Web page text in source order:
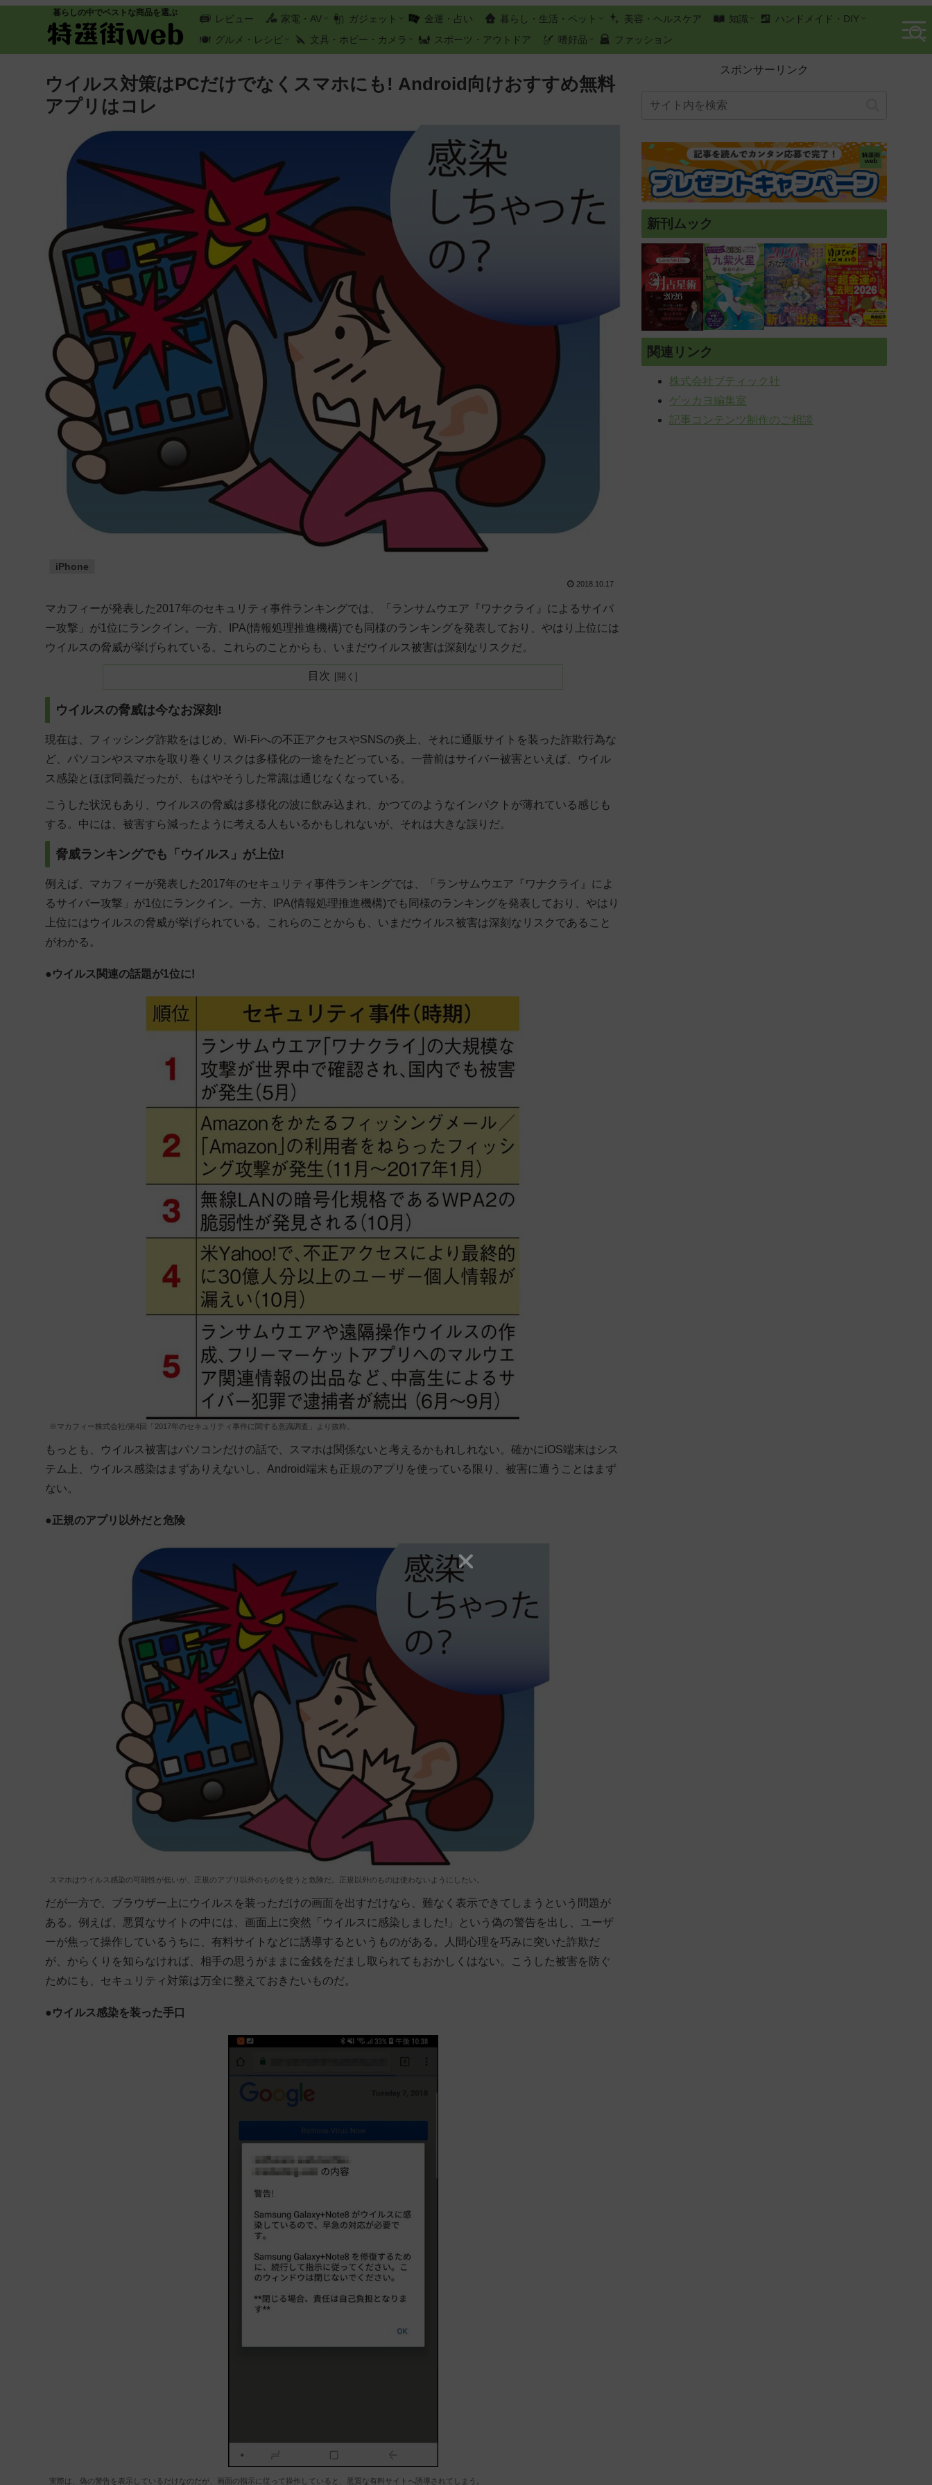
暮らしの中でベストな商品を選ぶ
レビュー 家電・AV ガジェット 金運・占い 暮らし・生活・ペット 美容・ヘルスケア 知識
ハンドメイド・DIY
グルメ・レシピ
文具・ホビー・カメラ スポーツ・アウトドア 嗜好品 ファッション
ウイルス対策はPCだけでなくスマホにも! Android向けおすすめ無料
アプリはコレ
iPhone
2018.10.17
マカフィーが発表した2017年のセキュリティ事件ランキングでは、「ランサムウエア『ワナクライ』によるサイバ
ー攻撃」が1位にランクイン。一方、IPA(情報処理推進機構)でも同様のランキングを発表しており、やはり上位には
ウイルスの脅威が挙げられている。これらのことからも、いまだウイルス被害は深刻なリスクだ。
目次
ウイルスの脅威は今なお深刻!
現在は、フィッシング詐欺をはじめ、Wi-Fiへの不正アクセスやSNSの炎上、それに通販サイトを装った詐欺行為な
ど、パソコンやスマホを取り巻くリスクは多様化の一途をたどっている。一昔前はサイバー被害といえば、ウイル
ス感染とほぼ同義だったが、もはやそうした常識は通じなくなっている。
こうした状況もあり、ウイルスの脅威は多様化の波に飲み込まれ、かつてのようなインパクトが薄れている感じも
する。中には、被害すら減ったように考える人もいるかもしれないが、それは大きな誤りだ。
脅威ランキングでも「ウイルス」が上位!
例えば、マカフィーが発表した2017年のセキュリティ事件ランキングでは、「ランサムウエア『ワナクライ』によ
るサイバー攻撃」が1位にランクイン。一方、IPA(情報処理推進機構)でも同様のランキングを発表しており、やはり
上位にはウイルスの脅威が挙げられている。これらのことからも、いまだウイルス被害は深刻なリスクであること
がわかる。
●ウイルス関連の話題が1位に!
※マカフィー株式会社/第4回「2017年のセキュリティ事件に関する意識調査」より抜粋。
もっとも、ウイルス被害はパソコンだけの話で、スマホは関係ないと考えるかもれしれない。確かにiOS端末はシス
テム上、ウイルス感染はまずありえないし、Android端末も正規のアプリを使っている限り、被害に遭うことはまず
ない。
●正規のアプリ以外だと危険
スマホはウイルス感染の可能性が低いが、正規のアプリ以外のものを使うと危険だ。正規以外のものは使わないようにしたい。
だが一方で、ブラウザー上にウイルスを装っただけの画面を出すだけなら、難なく表示できてしまうという問題が
ある。例えば、悪質なサイトの中には、画面上に突然「ウイルスに感染しました!」という偽の警告を出し、ユーザ
ーが焦って操作しているうちに、有料サイトなどに誘導するというものがある。人間心理を巧みに突いた詐欺だ
が、からくりを知らなければ、相手の思うがままに金銭をだまし取られてもおかしくはない。こうした被害を防ぐ
ためにも、セキュリティ対策は万全に整えておきたいものだ。
●ウイルス感染を装った手口
実際は、偽の警告を表示しているだけなのだが、画面の指示に従って操作していると、悪質な有料サイトへ誘導されてしまう。
スポンサーリンク
新刊ムック
関連リンク
株式会社ブティック社
ゲッカヨ編集室
記事コンテンツ制作のご相談